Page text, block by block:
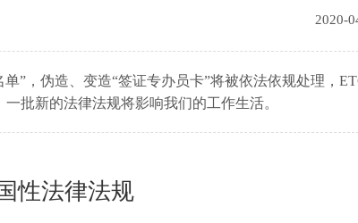
2020-
”，伪造、变造“签证专办员卡”将被依法依规处理，
批新的法律法规将影响我们的工作生活。
法律法规